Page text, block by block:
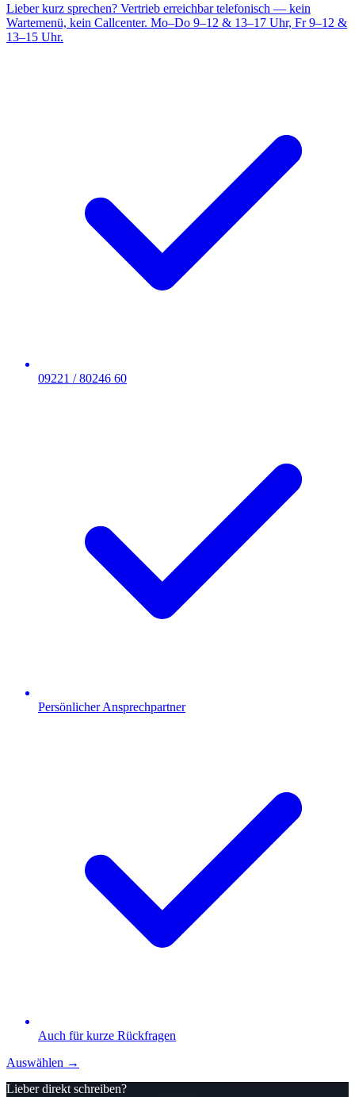
Lieber kurz sprechen? Vertrieb erreichbar telefonisch — kein
Wartemenü, kein Callcenter. Mo–Do 9–12 & 13–17 Uhr, Fr 9–12 &
13–15 Uhr.
09221 / 80246 60
Persönlicher Ansprechpartner
Auch für kurze Rückfragen
Auswählen →
Lieber direkt schreiben?